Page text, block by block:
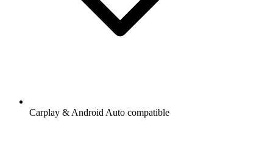
Carplay & Android Auto compatible